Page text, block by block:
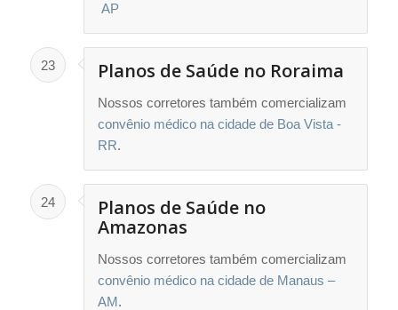
AP
23 Planos de Saúde no Roraima
Nossos corretores também comercializam
convênio médico na cidade de Boa Vista -
RR.
24
Planos de Saúde no
Amazonas
Nossos corretores também comercializam
convênio médico na cidade de Manaus –
AM.